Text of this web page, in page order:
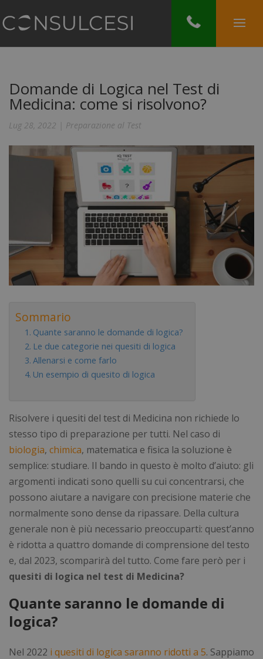
Domande di Logica nel Test di
Medicina: come si risolvono?
Lug 28, 2022 Preparazione al Test
Sommario
Quante saranno le domande di logica?
Le due categorie nei quesiti di logica
Allenarsi e come farlo
Un esempio di quesito di logica
Risolvere i quesiti del test di Medicina non richiede lo
stesso tipo di preparazione per tutti. Nel caso di
biologia, chimica, matematica e fisica la soluzione è
semplice: studiare. Il bando in questo è molto d’aiuto: gli
argomenti indicati sono quelli su cui concentrarsi, che
possono aiutare a navigare con precisione materie che
normalmente sono dense da ripassare. Della cultura
generale non è più necessario preoccuparti: quest’anno
è ridotta a quattro domande di comprensione del testo
e, dal 2023, scomparirà del tutto. Come fare però per i
quesiti di logica nel test di Medicina?
Quante saranno le domande di
logica?
Nel 2022 i quesiti di logica saranno ridotti a 5. Sappiamo